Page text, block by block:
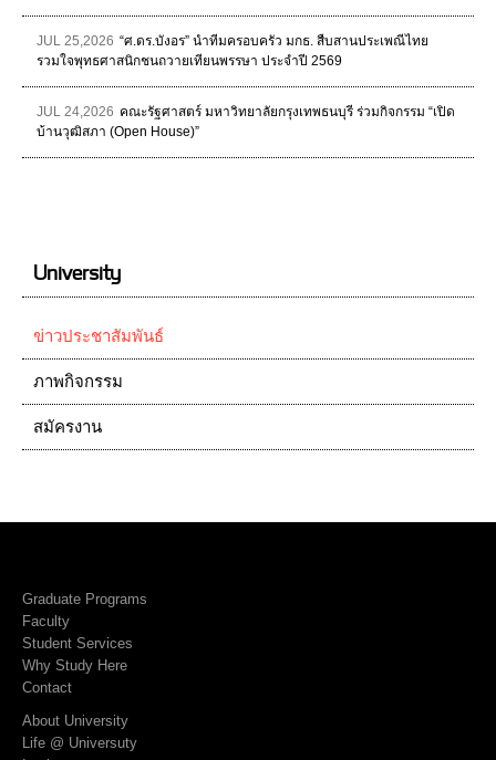
JUL 25,2026 “ศ.ดร.บังอร” นำทีมครอบครัว มกธ. สืบสานประเพณีไทย
รวมใจพุทธศาสนิกชนถวายเทียนพรรษา ประจำปี 2569
JUL 24,2026 คณะรัฐศาสตร์ มหาวิทยาลัยกรุงเทพธนบุรี ร่วมกิจกรรม “เปิด
บ้านวุฒิสภา (Open House)”
University
ข่าวประชาสัมพันธ์
ภาพกิจกรรม
สมัครงาน
Graduate Programs
Faculty
Student Services
Why Study Here
Contact
About University
Life @ Universuty